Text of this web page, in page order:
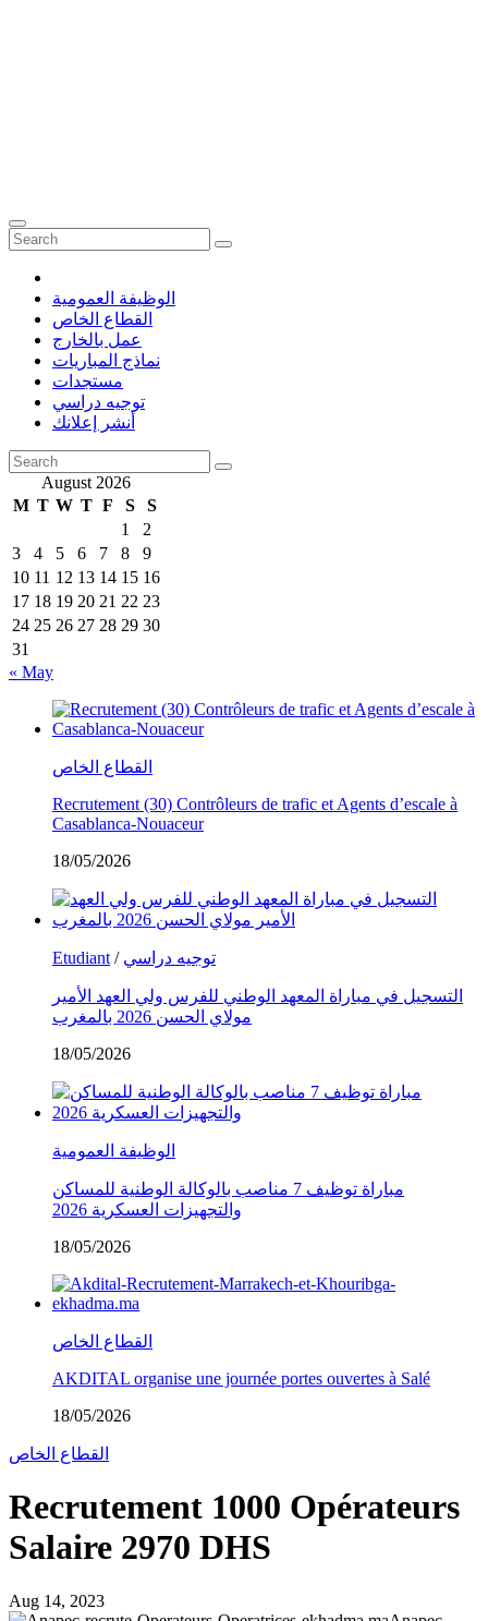
الوظيفة العمومية
القطاع الخاص
عمل بالخارج
نماذج المباريات
مستجدات
توجيه دراسي
أنشر إعلانك
August 2026
M T W T F S
S
1
2
3
4 5 6 7 8
9
10 11 12 13 14 15 16
17 18 19 20 21 22 23
24 25 26 27 28 29 30
31
« May
القطاع الخاص
Recrutement (30) Contrôleurs de trafic et Agents d’escale à
Casablanca-Nouaceur
18/05/2026
Etudiant / توجيه دراسي
التسجيل في مباراة المعهد الوطني للفرس ولي العهد الأمير
مولاي الحسن 2026 بالمغرب
18/05/2026
الوظيفة العمومية
مباراة توظيف 7 مناصب بالوكالة الوطنية للمساكن
والتجهيزات العسكرية 2026
18/05/2026
القطاع الخاص
AKDITAL organise une journée portes ouvertes à Salé
18/05/2026
القطاع الخاص
Recrutement 1000 Opérateurs
Salaire 2970 DHS
Aug 14, 2023